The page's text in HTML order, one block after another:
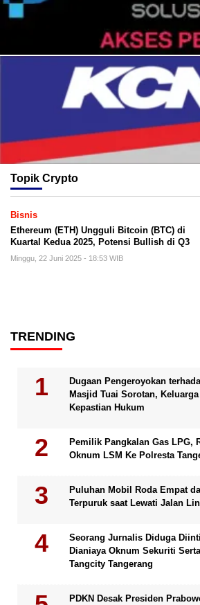
Topik Crypto
Bisnis
Ethereum (ETH) Ungguli Bitcoin (BTC) di
Kuartal Kedua 2025, Potensi Bullish di Q3
Minggu, 22 Juni 2025 - 18:53 WIB
TRENDING
Dugaan Pengeroyokan
Masjid Tuai Sorotan,
Kepastian Hukum
Pemilik Pangkalan Gas LPG,
Oknum LSM Ke Polresta
Puluhan Mobil Roda Empat
Terpuruk saat Lewati Jalan
Seorang Jurnalis Diduga
Dianiaya Oknum Sekuriti
Tangcity Tangerang
PDKN Desak Presiden